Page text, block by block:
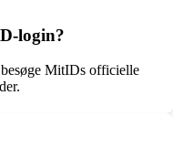
login?
MitIDs officielle